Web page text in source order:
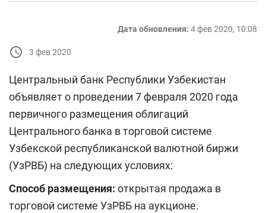
Дата обновления: 4 фев 2020, 10:08
3 фев 2020
Центральный банк Республики Узбекистан
объявляет о проведении 7 февраля 2020 года
первичного размещения облигаций
Центрального банка в торговой системе
Узбекской республиканской валютной биржи
(УзРВБ) на следующих условиях:
Способ размещения: открытая продажа в
торговой системе УзРВБ на аукционе.